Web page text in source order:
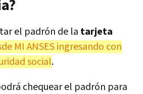
el padrón de la tarjeta
MI ANSES ingresando con
social.
chequear el padrón para